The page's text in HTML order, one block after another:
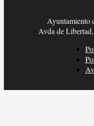
Ayuntamiento
Avda de